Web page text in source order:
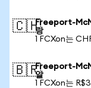
🇨🇭Freeport-
랑
1 FCXon는
🇧🇷Freeport-
알
1 FCXon는